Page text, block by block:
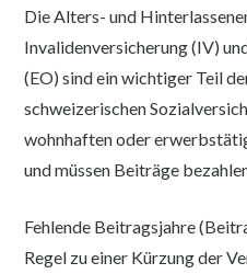
Die Alters- und
Invalidenversicherung (IV)
(EO) sind ein wichtiger Teil
schweizerischen
wohnhaften oder
und müssen Beiträge
Fehlende Beitragsjahre
Regel zu einer Kürzung der